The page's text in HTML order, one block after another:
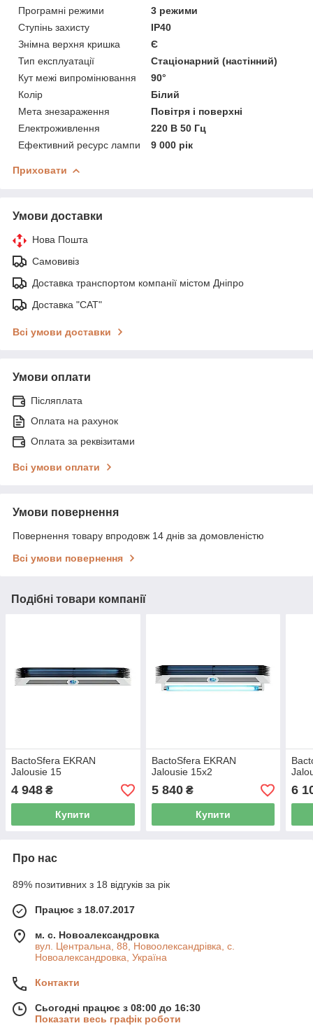
Програмні режими
3 режими
Ступінь захисту
IP40
Знімна верхня кришка
Є
Тип експлуатації
Стаціонарний (настінний)
Кут межі випромінювання
90°
Колір
Білий
Мета знезараження
Повітря і поверхні
Електроживлення
220 В 50 Гц
Ефективний ресурс лампи
9 000 рік
Приховати
Умови доставки
Нова Пошта
Самовивіз
Доставка транспортом компанії містом Дніпро
Доставка "САТ"
Всі умови доставки
Умови оплати
Післяплата
Оплата на рахунок
Оплата за реквізитами
Всі умови оплати
Умови повернення
Повернення товару впродовж 14 днів за домовленістю
Всі умови повернення
Подібні товари компанії
BactoSfera EKRAN
Jalousie 15
4 948 ₴
Купити
BactoSfera EKRAN
Jalousie 15x2
5 840₴
Купити
6
Про нас
89% позитивних з 18 відгуків за рік
Працює з 18.07.2017
м. с. Новоалександровка
вул. Центральна, 88, Новоолександрівка, с.
Новоалександровка, Україна
Контакти
Сьогодні працює з 08:00 до 16:30
Показати весь графік роботи